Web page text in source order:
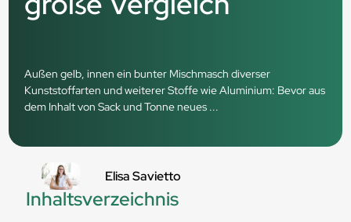
Außen gelb, innen ein bunter Mischmasch diverser
Kunststoffarten und weiterer Stoffe wie Aluminium: Bevor aus
dem Inhalt von Sack und Tonne neues ...
Inhaltsverzeichnis
Elisa Savietto